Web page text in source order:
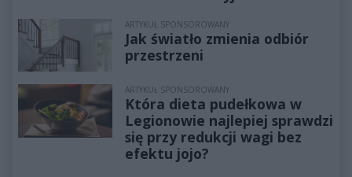
ARTYKUŁ SPONSOROWANY
Jak światło zmienia odbiór
przestrzeni
ARTYKUŁ SPONSOROWANY
Która dieta pudełkowa w
Legionowie najlepiej sprawdzi
się przy redukcji wagi bez
efektu jojo?